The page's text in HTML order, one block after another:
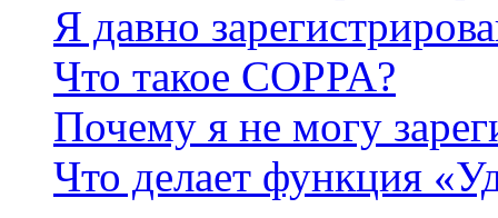
Я давно
Что такое COPPA?
Почему я не могу
Что делает функция